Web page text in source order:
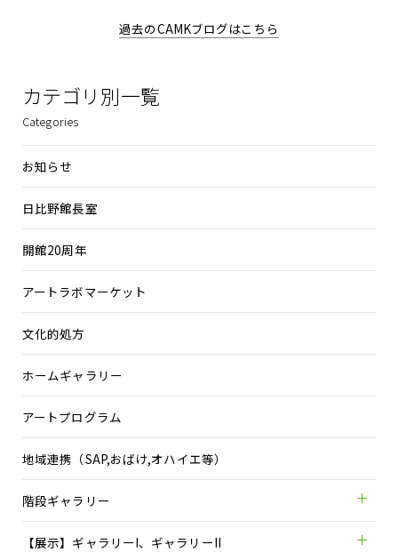
過去のCAMKブログはこちら
カテゴリ別一覧
Categories
お知らせ
日比野館長室
開館20周年
アートラボマーケット
文化的処方
ホームギャラリー
アートプログラム
地域連携（SAP,おばけ,オハイエ等）
階段ギャラリー
【展示】ギャラリーI、ギャラリーII